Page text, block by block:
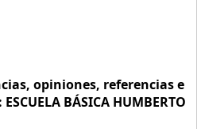
opiniones, referencias e
BÁSICA HUMBERTO